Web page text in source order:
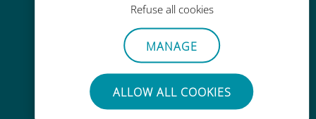
Refuse all cookies
MANAGE
ALLOW ALL COOKIES
手間いらず
使用中のSIMカードを抜き差しする
必要はありません